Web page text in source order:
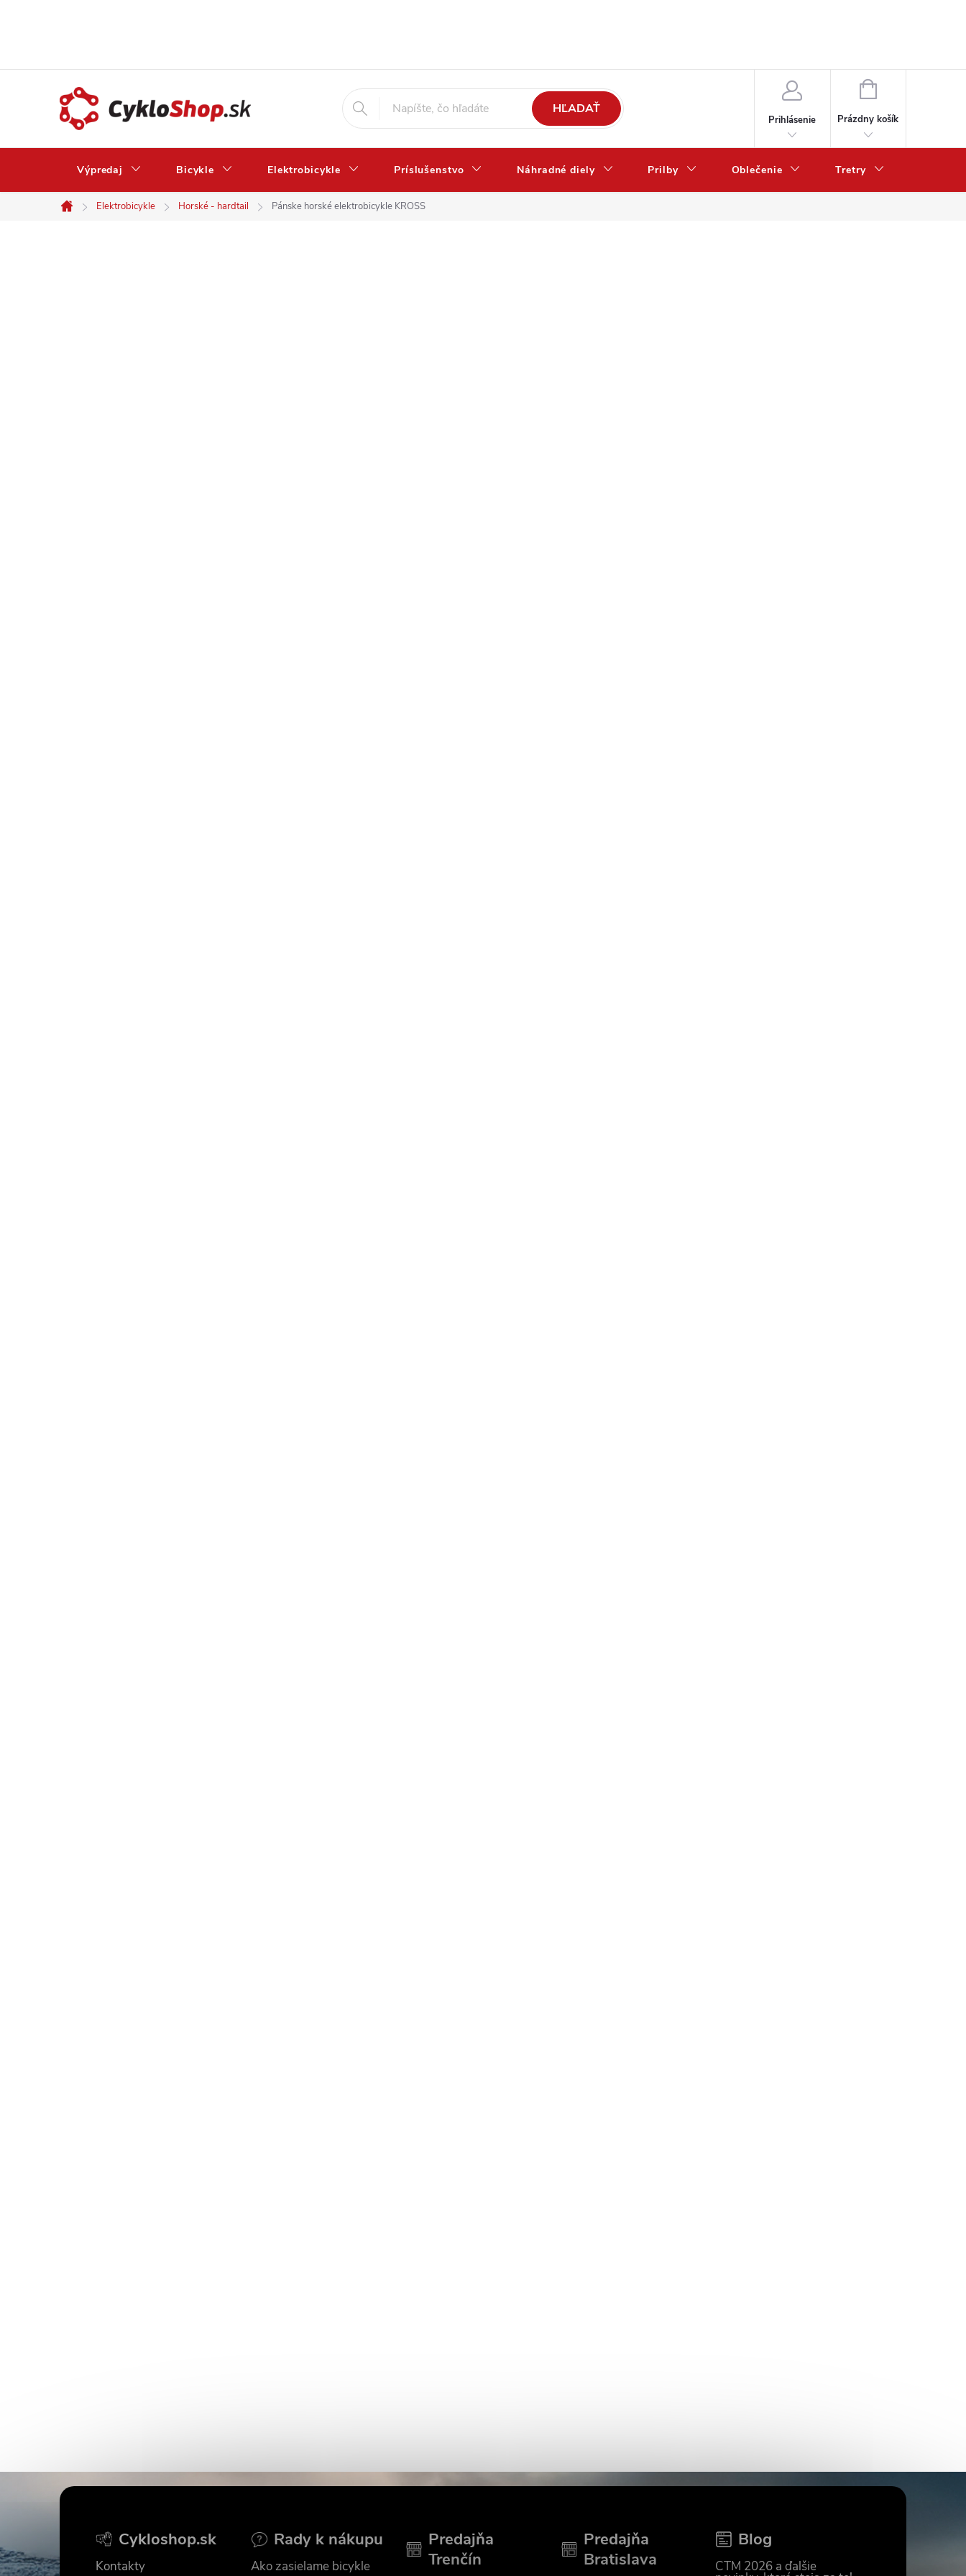
HĽADAŤ
Prihlásenie
NÁKUPNÝ
Prázdny košík
Výpredaj Bicykle Elektrobicykle Príslušenstvo Náhradné diely Prilby Oblečenie Tretry
Domov
Elektrobicykle Horské - hardtail Pánske horské elektrobicykle KROSS
á
p
Cykloshop.sk
Kontakty
Rady k nákupu
Ako zasielame bicykle
Predajňa
Trenčín
Predajňa
Bratislava
Blog
CTM 2026 a ďalšie